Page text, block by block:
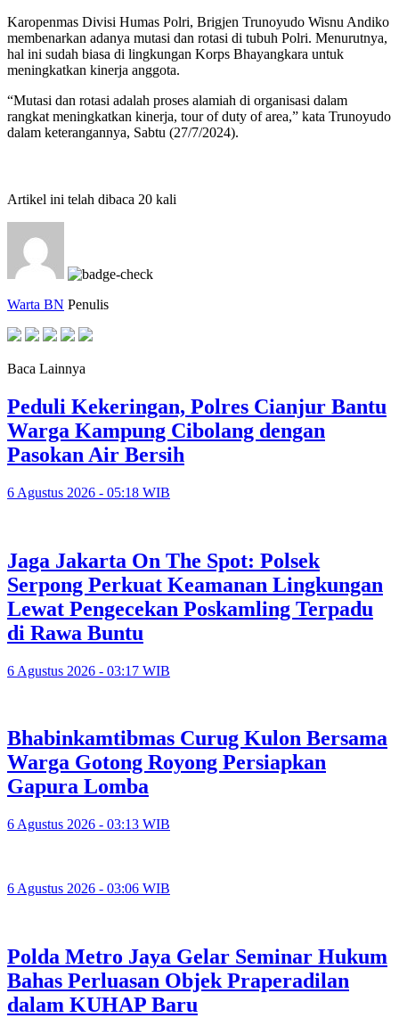
Karopenmas Divisi Humas Polri, Brigjen Trunoyudo Wisnu Andiko
membenarkan adanya mutasi dan rotasi di tubuh Polri. Menurutnya,
hal ini sudah biasa di lingkungan Korps Bhayangkara untuk
meningkatkan kinerja anggota.
“Mutasi dan rotasi adalah proses alamiah di organisasi dalam
rangkat meningkatkan kinerja, tour of duty of area,” kata Trunoyudo
dalam keterangannya, Sabtu (27/7/2024).
Artikel ini telah dibaca 20 kali
Warta BN Penulis
Baca Lainnya
Peduli Kekeringan, Polres Cianjur Bantu
Warga Kampung Cibolang dengan
Pasokan Air Bersih
6 Agustus 2026 - 05:18 WIB
Jaga Jakarta On The Spot: Polsek
Serpong Perkuat Keamanan Lingkungan
Lewat Pengecekan Poskamling Terpadu
di Rawa Buntu
6 Agustus 2026 - 03:17 WIB
Bhabinkamtibmas Curug Kulon Bersama
Warga Gotong Royong Persiapkan
Gapura Lomba
6 Agustus 2026 - 03:13 WIB
6 Agustus 2026 - 03:06 WIB
Polda Metro Jaya Gelar Seminar Hukum
Bahas Perluasan Objek Praperadilan
dalam KUHAP Baru